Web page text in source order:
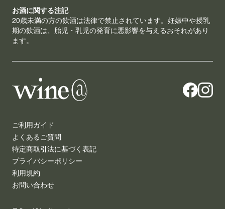
お酒に関する注記
20歳未満の方の飲酒は法律で禁止されています。妊娠中や授乳
期の飲酒は、胎児・乳児の発育に悪影響を与えるおそれがあり
ます。
ご利用ガイド
よくあるご質問
特定商取引法に基づく表記
プライバシーポリシー
利用規約
お問い合わせ